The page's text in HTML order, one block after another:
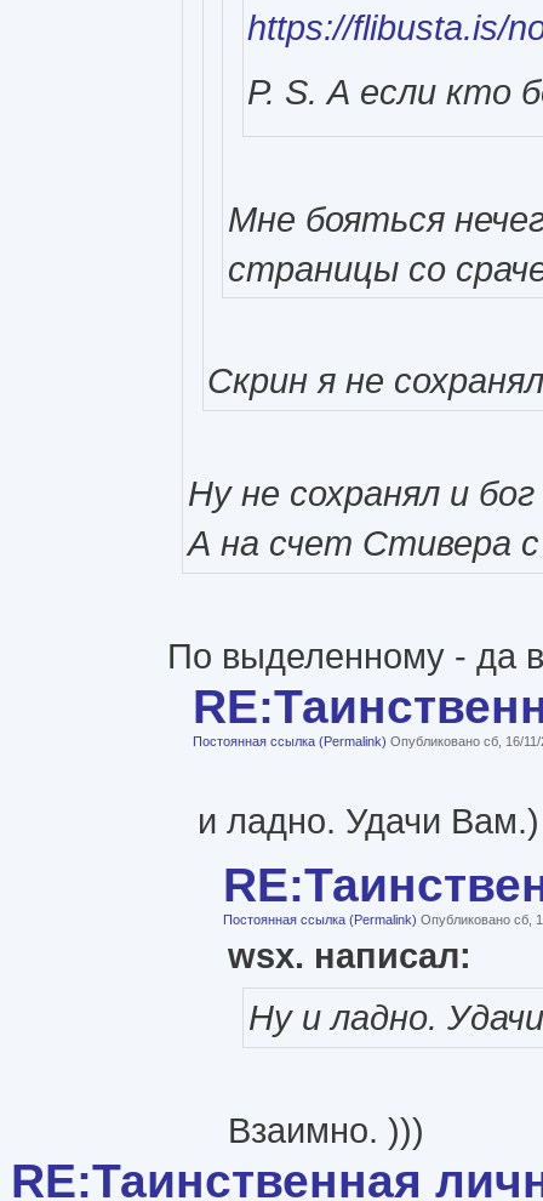
https://flibusta.is/
P. S. А если кто
Мне бояться
страницы со
Скрин я не
Ну не сохранял и
А на счет Стивера
По выделенному - да
Постоянная ссылка (Permalink) Опубликовано сб, 16/
и ладно. Удачи Вам.)
Постоянная ссылка (Permalink) Опубликовано сб,
wsx. написал:
Ну и ладно.
Взаимно. )))
RE:Таинственная